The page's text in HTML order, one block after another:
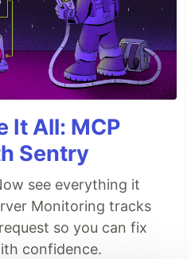
It All: MCP
Sentry
see everything it
Monitoring tracks
so you can fix
confidence.